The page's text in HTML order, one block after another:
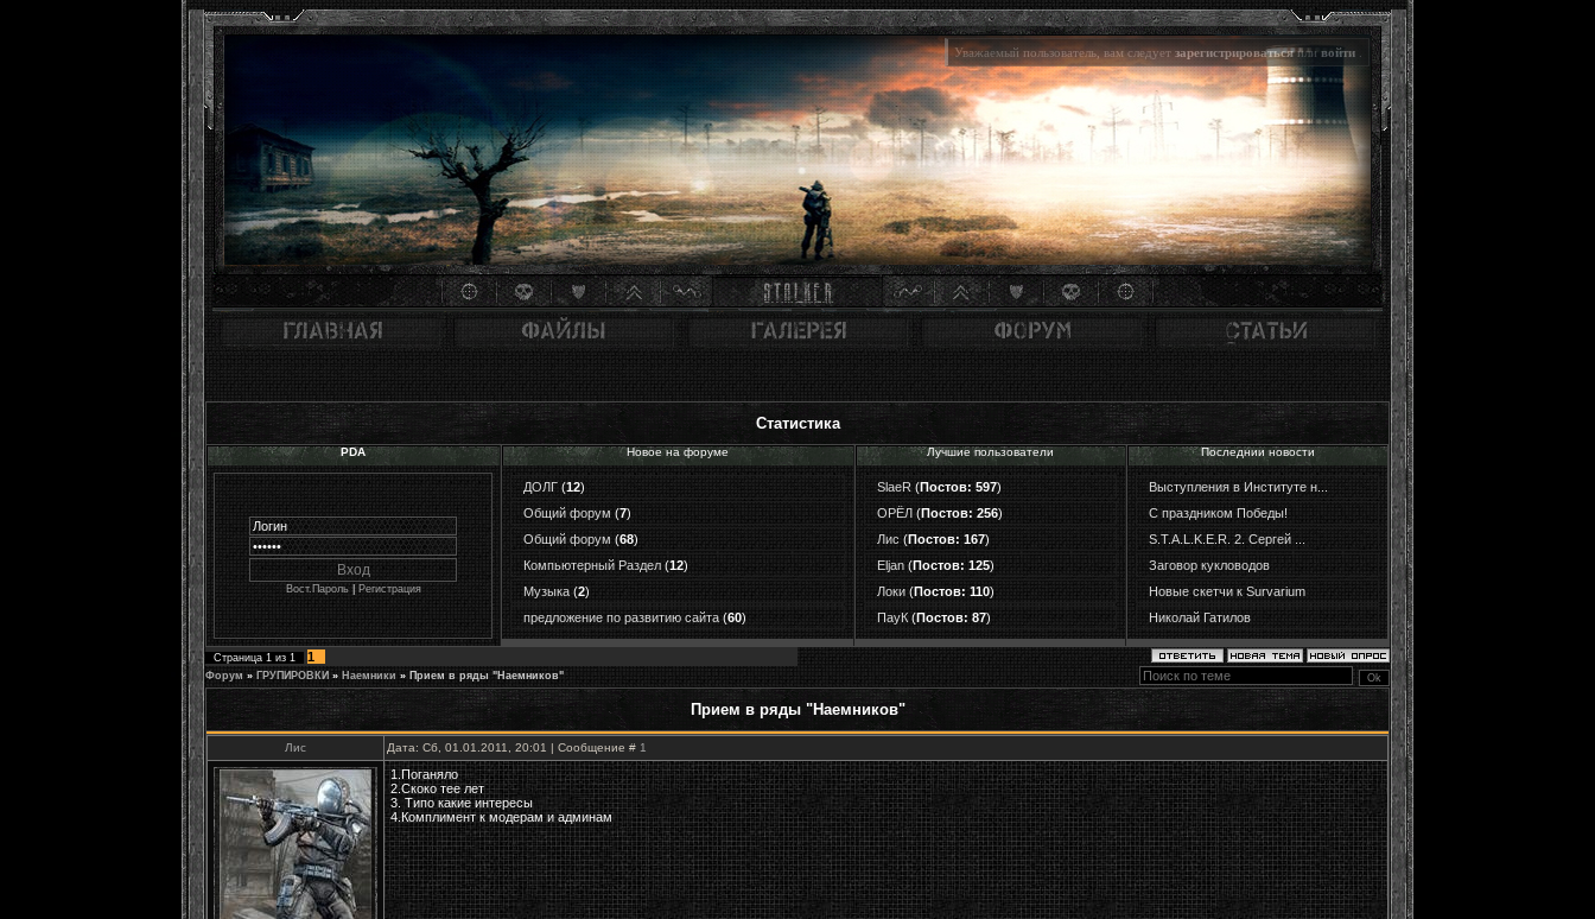
Уважаемый пользователь, вам следуетзарегистрироваться или войти
Статистика
PDA
Вост.Пароль| Регистрация
Новое на форуме
ДОЛГ (12)
Общий форум (7)
Общий форум (68)
Компьютерный Раздел (12)
Музыка (2)
предложение по развитию сайта (60)
Лучшие пользователи
SlaeR (Постов: 597)
ОРЁЛ (Постов: 256)
Лис (Постов: 167)
Eljan (Постов: 125)
Локи (Постов: 110)
ПауК (Постов: 87)
Последнии новости
Выступления в Институте н...
С праздником Победы!
S.T.A.L.K.E.R. 2. Сергей ...
Заговор кукловодов
Новые скетчи к Survarium
Николай Гатилов
Страница 1 из 1 1
Форум » ГРУПИРОВКИ » Наемники » Прием в ряды "Наемников"
Прием в ряды "Наемников"
Лис Дата: Сб, 01.01.2011, 20:01 | Сообщение # 1
1.Поганяло
2.Скоко тее лет
3. Типо какие интересы
4.Комплимент к модерам и админам